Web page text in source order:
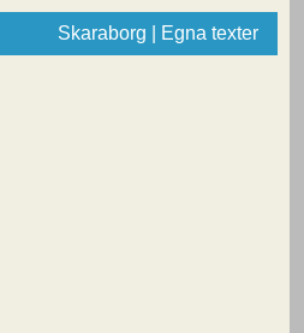
Skaraborg | Egna texter